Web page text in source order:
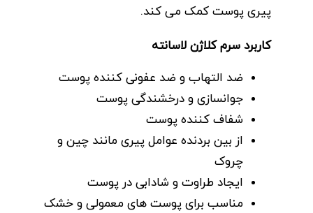
پیری پوست کمک می کند.
کاربرد سرم کلاژن لاسانته
ضد التهاب و ضد عفونی کننده پوست
جوانسازی و درخشندگی پوست
شفاف کننده پوست
از بین بردنده عوامل پیری مانند چین و
چروک
ایجاد طراوت و شادابی در پوست
مناسب برای پوست های معمولی و خشک